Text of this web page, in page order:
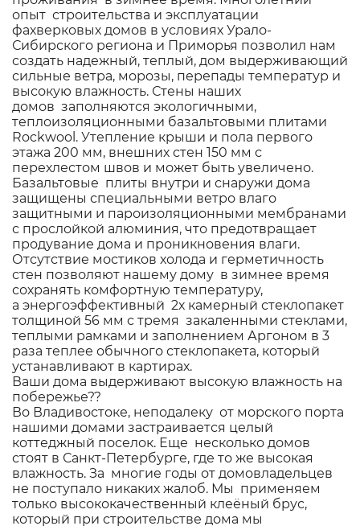
опыт строительства и эксплуатации
фахверковых домов в условиях Урало-
Сибирского региона и Приморья позволил нам
создать надежный, теплый, дом выдерживающий
сильные ветра, морозы, перепады температур и
высокую влажность. Стены наших
домов заполняются экологичными,
теплоизоляционными базальтовыми плитами
Rockwool. Утепление крыши и пола первого
этажа 200 мм, внешних стен 150 мм с
перехлестом швов и может быть увеличено.
Базальтовые плиты внутри и снаружи дома
защищены специальными ветро влаго
защитными и пароизоляционными мембранами
с прослойкой алюминия, что предотвращает
продувание дома и проникновения влаги.
Отсутствие мостиков холода и герметичность
стен позволяют нашему дому в зимнее время
сохранять комфортную температуру,
а энергоэффективный 2х камерный стеклопакет
толщиной 56 мм с тремя закаленными стеклами,
теплыми рамками и заполнением Аргоном в 3
раза теплее обычного стеклопакета, который
устанавливают в картирах.
Ваши дома выдерживают высокую влажность на
побережье??
Во Владивостоке, неподалеку от морского порта
нашими домами застраивается целый
коттеджный поселок. Еще несколько домов
стоят в Санкт-Петербурге, где то же высокая
влажность. За многие годы от домовладельцев
не поступало никаких жалоб. Мы применяем
только высококачественный клеёный брус,
который при строительстве дома мы